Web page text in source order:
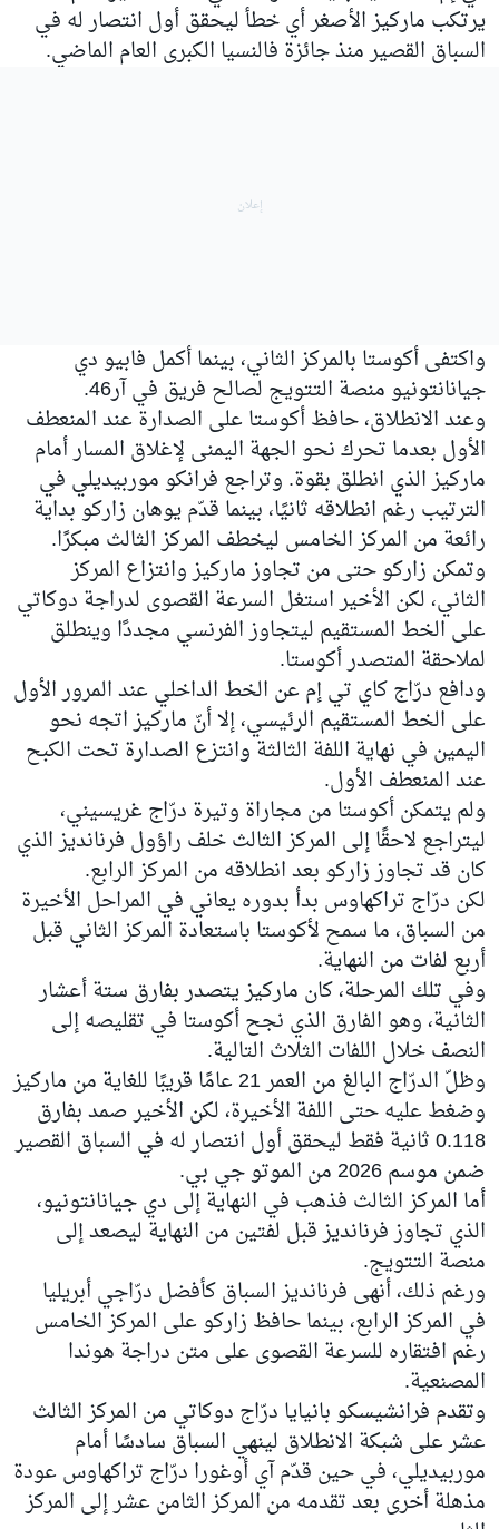
يرتكب ماركيز الأصغر أي خطأ ليحقق أول انتصار له في
السباق القصير منذ جائزة فالنسيا الكبرى العام الماضي.
واكتفى أكوستا بالمركز الثاني، بينما أكمل فابيو دي
جيانانتونيو منصة التتويج لصالح فريق في آر46.
وعند الانطلاق، حافظ أكوستا على الصدارة عند المنعطف
الأول بعدما تحرك نحو الجهة اليمنى لإغلاق المسار أمام
ماركيز الذي انطلق بقوة. وتراجع فرانكو موربيديلي في
الترتيب رغم انطلاقه ثانيًا، بينما قدّم يوهان زاركو بداية
رائعة من المركز الخامس ليخطف المركز الثالث مبكرًا.
وتمكن زاركو حتى من تجاوز ماركيز وانتزاع المركز
الثاني، لكن الأخير استغل السرعة القصوى لدراجة دوكاتي
على الخط المستقيم ليتجاوز الفرنسي مجددًا وينطلق
لملاحقة المتصدر أكوستا.
ودافع درّاج كاي تي إم عن الخط الداخلي عند المرور الأول
على الخط المستقيم الرئيسي، إلا أنّ ماركيز اتجه نحو
اليمين في نهاية اللفة الثالثة وانتزع الصدارة تحت الكبح
عند المنعطف الأول.
ولم يتمكن أكوستا من مجاراة وتيرة درّاج غريسيني،
ليتراجع لاحقًا إلى المركز الثالث خلف راؤول فرنانديز الذي
كان قد تجاوز زاركو بعد انطلاقه من المركز الرابع.
لكن درّاج تراكهاوس بدأ بدوره يعاني في المراحل الأخيرة
من السباق، ما سمح لأكوستا باستعادة المركز الثاني قبل
أربع لفات من النهاية.
وفي تلك المرحلة، كان ماركيز يتصدر بفارق ستة أعشار
الثانية، وهو الفارق الذي نجح أكوستا في تقليصه إلى
النصف خلال اللفات الثلاث التالية.
وظلّ الدرّاج البالغ من العمر 21 عامًا قريبًا للغاية من ماركيز
وضغط عليه حتى اللفة الأخيرة، لكن الأخير صمد بفارق
0.118 ثانية فقط ليحقق أول انتصار له في السباق القصير
ضمن موسم 2026 من الموتو جي بي.
أما المركز الثالث فذهب في النهاية إلى دي جيانانتونيو،
الذي تجاوز فرنانديز قبل لفتين من النهاية ليصعد إلى
منصة التتويج.
ورغم ذلك، أنهى فرنانديز السباق كأفضل درّاجي أبريليا
في المركز الرابع، بينما حافظ زاركو على المركز الخامس
رغم افتقاره للسرعة القصوى على متن دراجة هوندا
المصنعية.
وتقدم فرانشيسكو بانيايا درّاج دوكاتي من المركز الثالث
عشر على شبكة الانطلاق لينهي السباق سادسًا أمام
موربيديلي، في حين قدّم آي أوغورا درّاج تراكهاوس عودة
مذهلة أخرى بعد تقدمه من المركز الثامن عشر إلى المركز